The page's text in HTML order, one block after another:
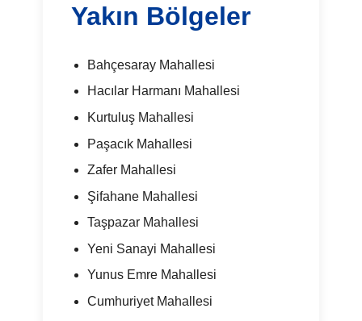
Yakın Bölgeler
Bahçesaray Mahallesi
Hacılar Harmanı Mahallesi
Kurtuluş Mahallesi
Paşacık Mahallesi
Zafer Mahallesi
Şifahane Mahallesi
Taşpazar Mahallesi
Yeni Sanayi Mahallesi
Yunus Emre Mahallesi
Cumhuriyet Mahallesi